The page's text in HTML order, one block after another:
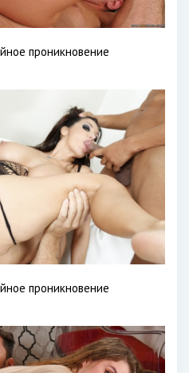
проникновение
проникновение